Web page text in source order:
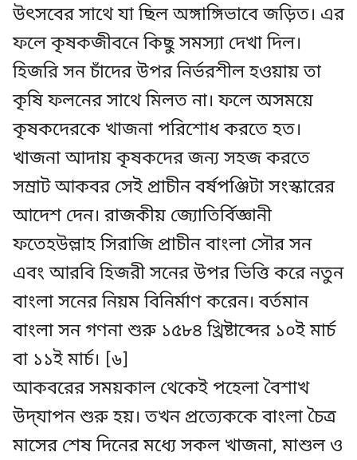
উৎসবের সাথে যা ছিল অঙ্গাঙ্গিভাবে জড়িত। এর
ফলে কৃষকজীবনে কিছু সমস্যা দেখা দিল।
হিজরি সন চাঁদের উপর নির্ভরশীল হওয়ায় তা
কৃষি ফলনের সাথে মিলত না। ফলে অসময়ে
কৃষকদেরকে খাজনা পরিশোধ করতে হত।
খাজনা আদায় কৃষকদের জন্য সহজ করতে
সম্রাট আকবর সেই প্রাচীন বর্ষপঞ্জিটা সংস্কারের
আদেশ দেন। রাজকীয় জ্যোতির্বিজ্ঞানী
ফতেহউল্লাহ সিরাজি প্রাচীন বাংলা সৌর সন
এবং আরবি হিজরী সনের উপর ভিত্তি করে নতুন
বাংলা সনের নিয়ম বিনির্মাণ করেন। বর্তমান
বাংলা সন গণনা শুরু ১৫৮৪ খ্রিষ্টাব্দের ১০ই মার্চ
বা ১১ই মার্চ। [৬]
আকবরের সময়কাল থেকেই পহেলা বৈশাখ
উদ্‌যাপন শুরু হয়। তখন প্রত্যেককে বাংলা চৈত্র
মাসের শেষ দিনের মধ্যে সকল খাজনা, মাশুল ও